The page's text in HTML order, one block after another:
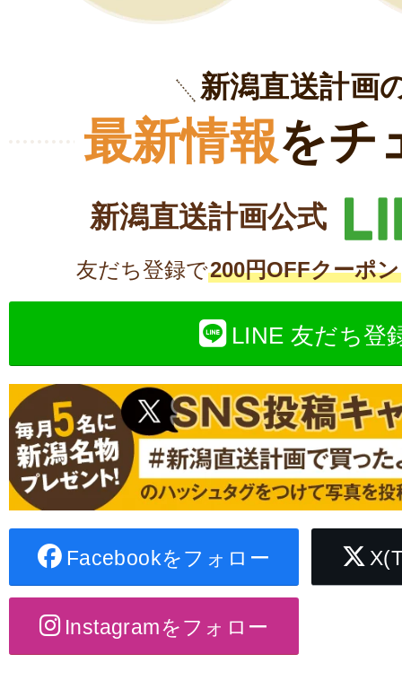
新潟直送計画
最新情報をチ
新潟直送計画公式
友だち登録で200円OFFクーポン
LINE 友だち登
Facebookをフォロー
Instagramをフォロー